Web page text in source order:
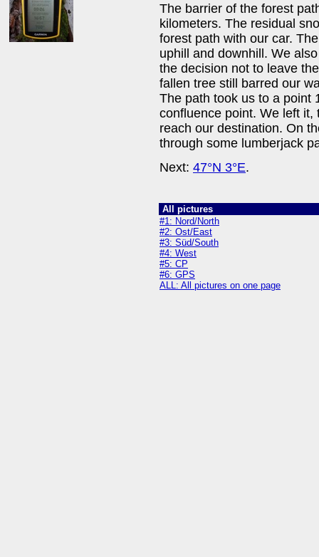
The barrier of the forest
kilometers. The residual
forest path with our car.
uphill and downhill. We
the decision not to leave
fallen tree still barred our
The path took us to a point
confluence point. We left
reach our destination. On
through some lumberjack
Next: 47°N 3°E.
All pictures
#1: Nord/North
#2: Ost/East
#3: Süd/South
#4: West
#5: CP
#6: GPS
ALL: All pictures on one page